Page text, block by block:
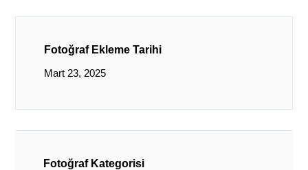
Fotoğraf Ekleme Tarihi
Mart 23, 2025
Fotoğraf Kategorisi